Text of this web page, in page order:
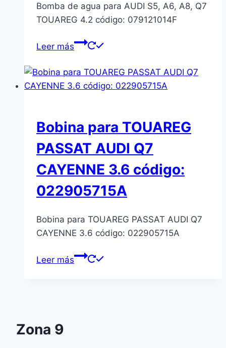
Bomba de agua para AUDI S5, A6, A8, Q7
TOUAREG 4.2 código: 079121014F
Leer más
Bobina para TOUAREG
PASSAT AUDI Q7
CAYENNE 3.6 código:
022905715A
Bobina para TOUAREG PASSAT AUDI Q7
CAYENNE 3.6 código: 022905715A
Leer más
Zona 9